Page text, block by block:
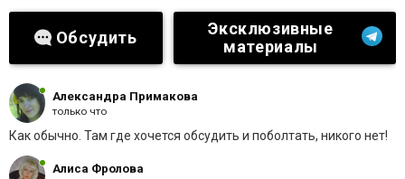
и пугают статьями”.
Обсудить
Эксклюзивные
материалы
Алиса Фролова
Александра Примакова
только что
Как обычно. Там где хочется обсудить и поболтать, никого нет!